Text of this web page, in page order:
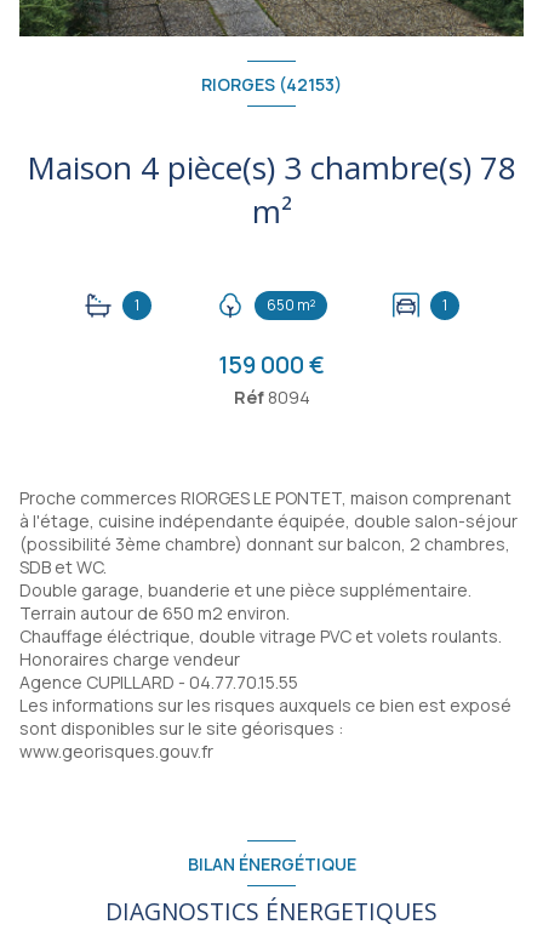
RIORGES (42153)
Maison 4 pièce(s) 3 chambre(s) 78
m²
1 650 m² 1
159 000 €
Réf 8094
Proche commerces RIORGES LE PONTET, maison comprenant
à l'étage, cuisine indépendante équipée, double salon-séjour
(possibilité 3ème chambre) donnant sur balcon, 2 chambres,
SDB et WC.
Double garage, buanderie et une pièce supplémentaire.
Terrain autour de 650 m2 environ.
Chauffage éléctrique, double vitrage PVC et volets roulants.
Honoraires charge vendeur
Agence CUPILLARD - 04.77.70.15.55
Les informations sur les risques auxquels ce bien est exposé
sont disponibles sur le site géorisques :
www.georisques.gouv.fr
BILAN ÉNERGÉTIQUE
DIAGNOSTICS ÉNERGETIQUES